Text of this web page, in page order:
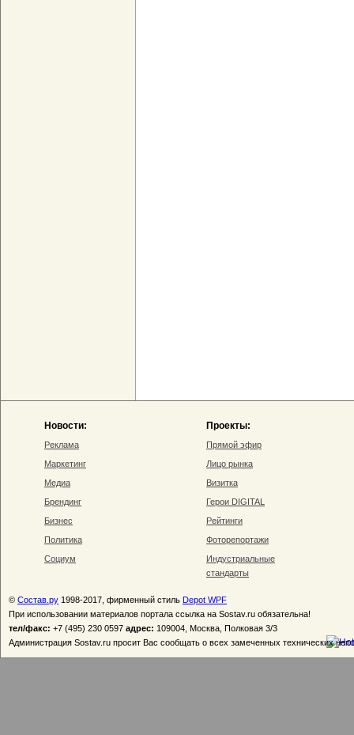
Новости:
Реклама
Маркетинг
Медиа
Брендинг
Бизнес
Политика
Социум
Проекты:
Прямой эфир
Лицо рынка
Визитка
Герои DIGITAL
Рейтинги
Фоторепортажи
Индустриальные
стандарты
© Состав.ру 1998-2017, фирменный стиль Depot WPF
При использовании материалов портала ссылка на Sostav.ru обязательна!
тел/факс: +7 (495) 230 0597 адрес: 109004, Москва, Полковая 3/3
Администрация Sostav.ru просит Вас сообщать о всех замеченных технических